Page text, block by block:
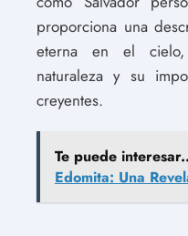
proporciona una
eterna en el
naturaleza y su
creyentes.
Te puede
Edomita: Una